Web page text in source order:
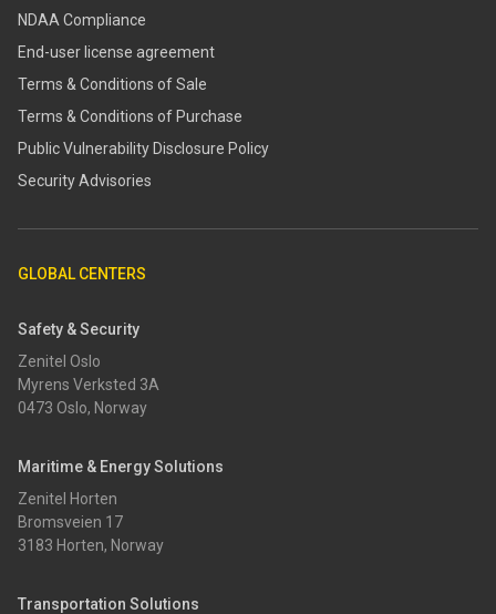
NDAA Compliance
End-user license agreement
Terms & Conditions of Sale
Terms & Conditions of Purchase
​​Public Vulnerability Disclosure Policy​
Security Advisories
GLOBAL CENTERS
Safety & Security
Zenitel Oslo
Myrens Verksted 3A
0473 Oslo, Norway
Maritime & Energy Solutions
Zenitel Horten
Bromsveien 17
3183 Horten, Norway
Transportation Solutions